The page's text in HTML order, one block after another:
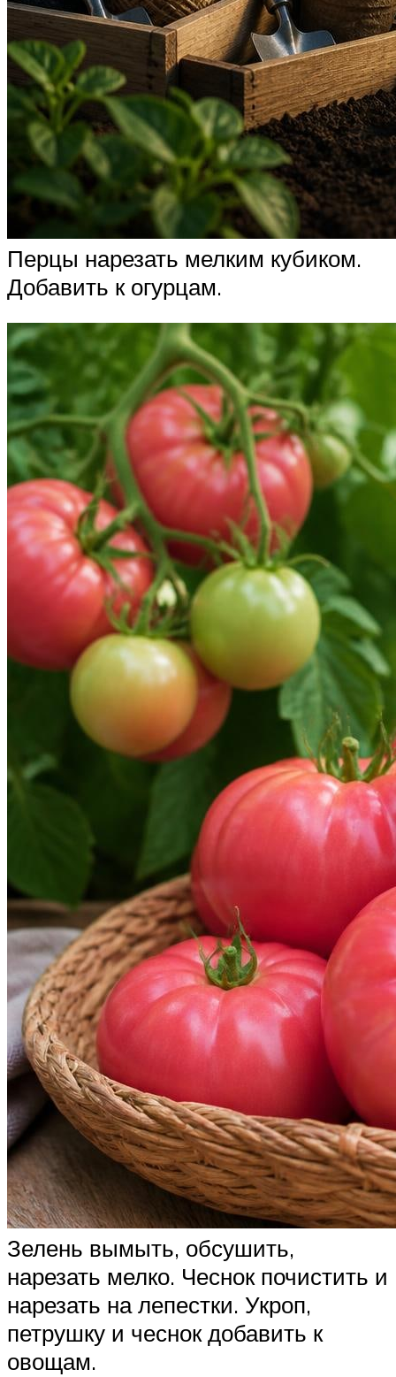
Перцы нарезать мелким кубиком.
Добавить к огурцам.
Зелень вымыть, обсушить,
нарезать мелко. Чеснок почистить и
нарезать на лепестки. Укроп,
петрушку и чеснок добавить к
овощам.